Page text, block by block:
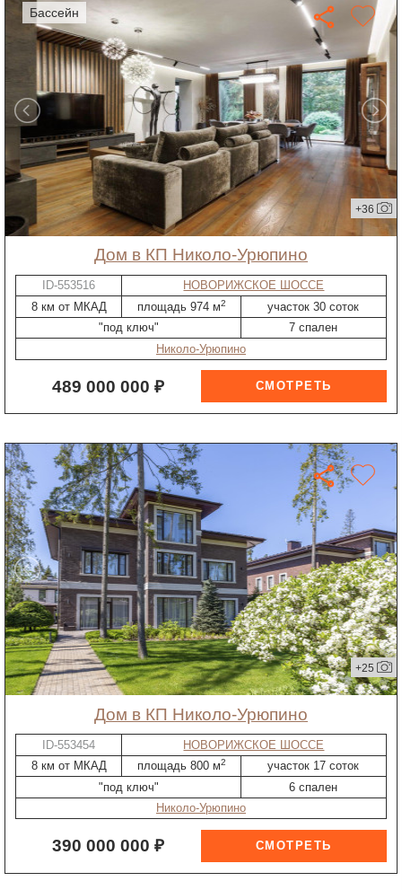
бассейн
+36
дом в КП Николо-Урюпино
ID-553516
НОВОРИЖСКОЕ ШОССЕ
8 км от МКАД
площадь 974 м2
участок 30 соток
"под ключ"
7 спален
Николо-Урюпино
489 000 000 ₽
+25
дом в КП Николо-Урюпино
ID-553454
НОВОРИЖСКОЕ ШОССЕ
8 км от МКАД
площадь 800 м2
участок 17 соток
"под ключ"
6 спален
Николо-Урюпино
390 000 000 ₽